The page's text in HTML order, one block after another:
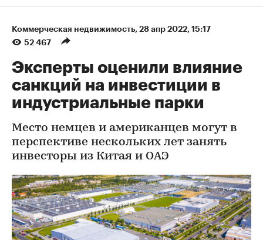
Коммерческая недвижимость 28 апр 2022, 15:17
52 467
Эксперты оценили влияние
санкций на инвестиции в
индустриальные парки
Место немцев и американцев могут в
перспективе нескольких лет занять
инвесторы из Китая и ОАЭ